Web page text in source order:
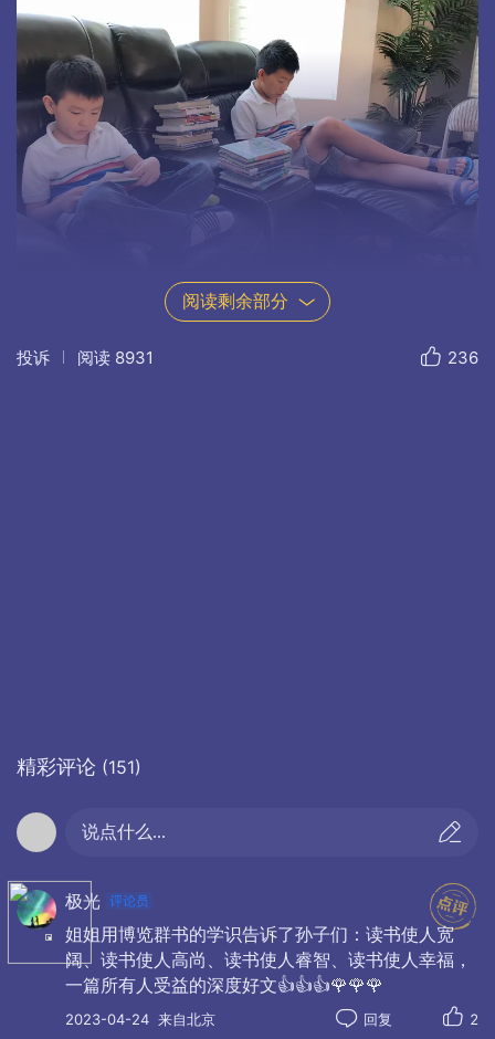
马斯克没有你们的童年那么幸福，你们拥有家
人全部的爱。他很小就只有了母亲一个人的陪
人才的必经之路，即在某个领域至少专注学习10万
据马斯克的弟弟金博尔•马斯克回忆说：“少年时
学科的书。〞马斯克在21岁的时候凭借着全额奖学
金考入沃顿商学院，攻读经济学。但马斯克反而是
对互联网、清洁能源、太空这3个会改变人类未来的
领域深深地吸引了。是读书打开了他的视野，是读
书使他成功了！
阅读剩余部分
投诉 阅读 8931 236
精彩评论 (151)
说点什么...
极光
姐姐用博览群书的学识告诉了孙子们：读书使人宽
阔、读书使人高尚、读书使人睿智、读书使人幸福，
一篇所有人受益的深度好文👍👍👍🌹🌹🌹
2023-04-24 来自北京 回复 2